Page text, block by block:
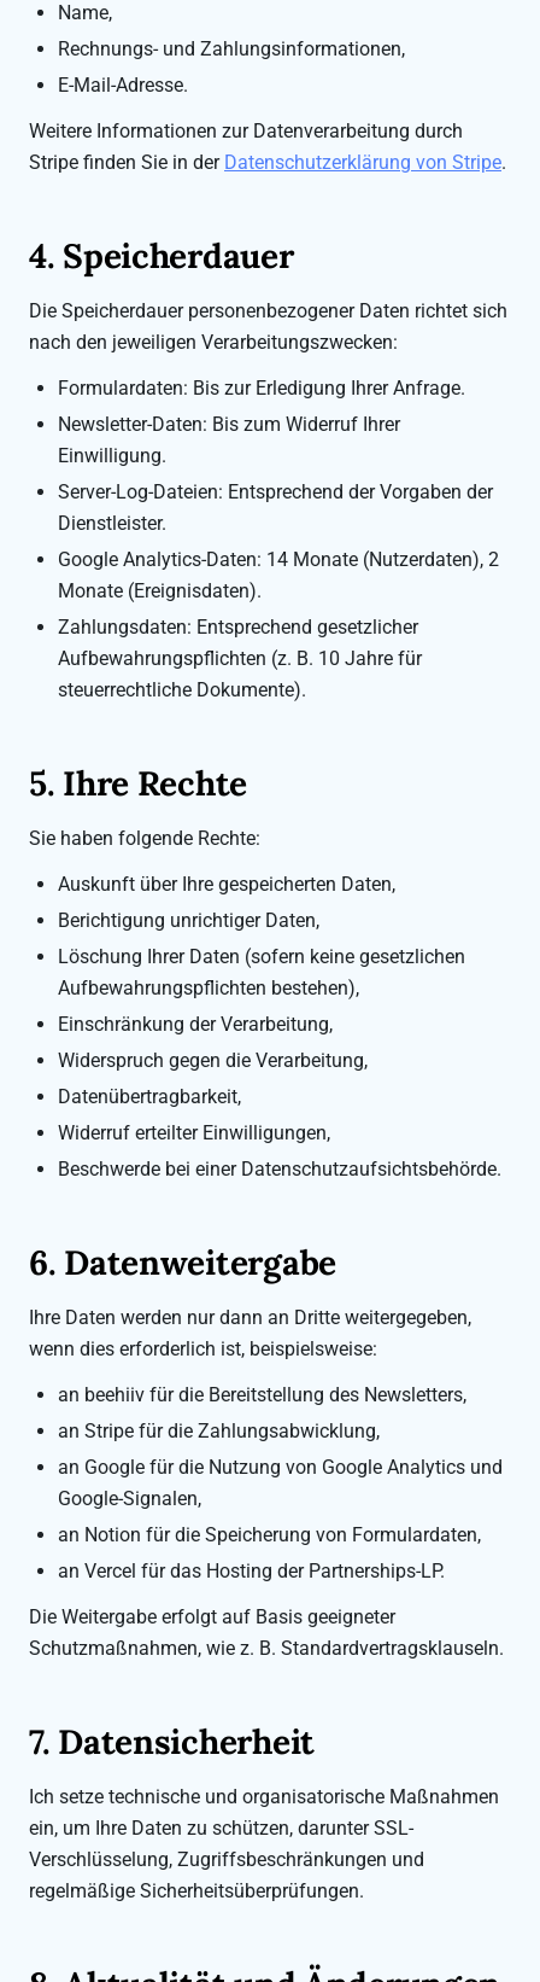
Name,
Rechnungs- und Zahlungsinformationen,
E-Mail-Adresse.
Weitere Informationen zur Datenverarbeitung durch
Stripe finden Sie in der Datenschutzerklärung von Stripe.
4. Speicherdauer
Die Speicherdauer personenbezogener Daten richtet sich
nach den jeweiligen Verarbeitungszwecken:
Formulardaten: Bis zur Erledigung Ihrer Anfrage.
Newsletter-Daten: Bis zum Widerruf Ihrer
Einwilligung.
Server-Log-Dateien: Entsprechend der Vorgaben der
Dienstleister.
Google Analytics-Daten: 14 Monate (Nutzerdaten), 2
Monate (Ereignisdaten).
Zahlungsdaten: Entsprechend gesetzlicher
Aufbewahrungspflichten (z. B. 10 Jahre für
steuerrechtliche Dokumente).
5. Ihre Rechte
Sie haben folgende Rechte:
Auskunft über Ihre gespeicherten Daten,
Berichtigung unrichtiger Daten,
Löschung Ihrer Daten (sofern keine gesetzlichen
Aufbewahrungspflichten bestehen),
Einschränkung der Verarbeitung,
Widerspruch gegen die Verarbeitung,
Datenübertragbarkeit,
Widerruf erteilter Einwilligungen,
Beschwerde bei einer Datenschutzaufsichtsbehörde.
6. Datenweitergabe
Ihre Daten werden nur dann an Dritte weitergegeben,
wenn dies erforderlich ist, beispielsweise:
an beehiiv für die Bereitstellung des Newsletters,
an Stripe für die Zahlungsabwicklung,
an Google für die Nutzung von Google Analytics und
Google-Signalen,
an Notion für die Speicherung von Formulardaten,
an Vercel für das Hosting der Partnerships-LP.
Die Weitergabe erfolgt auf Basis geeigneter
Schutzmaßnahmen, wie z. B. Standardvertragsklauseln.
7. Datensicherheit
Ich setze technische und organisatorische Maßnahmen
ein, um Ihre Daten zu schützen, darunter SSL-
Verschlüsselung, Zugriffsbeschränkungen und
regelmäßige Sicherheitsüberprüfungen.